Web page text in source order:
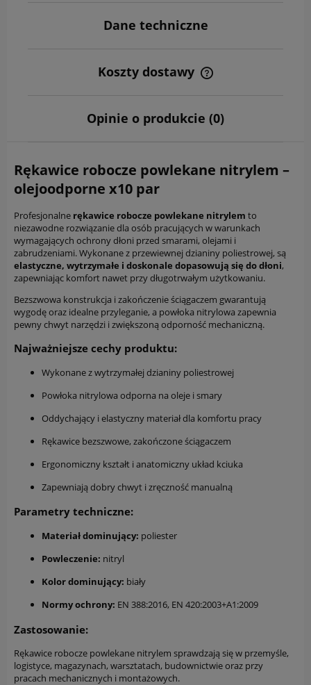
Dane techniczne
Koszty dostawy
Cena nie zawiera ewentualnych kosztów płatności
Opinie o produkcie (0)
Rękawice robocze powlekane nitrylem –
olejoodporne x10 par
Profesjonalne rękawice robocze powlekane nitrylem to
niezawodne rozwiązanie dla osób pracujących w warunkach
wymagających ochrony dłoni przed smarami, olejami i
zabrudzeniami. Wykonane z przewiewnej dzianiny poliestrowej, są
elastyczne, wytrzymałe i doskonale dopasowują się do dłoni,
zapewniając komfort nawet przy długotrwałym użytkowaniu.
Bezszwowa konstrukcja i zakończenie ściągaczem gwarantują
wygodę oraz idealne przyleganie, a powłoka nitrylowa zapewnia
pewny chwyt narzędzi i zwiększoną odporność mechaniczną.
Najważniejsze cechy produktu:
Wykonane z wytrzymałej dzianiny poliestrowej
Powłoka nitrylowa odporna na oleje i smary
Oddychający i elastyczny materiał dla komfortu pracy
Rękawice bezszwowe, zakończone ściągaczem
Ergonomiczny kształt i anatomiczny układ kciuka
Zapewniają dobry chwyt i zręczność manualną
Parametry techniczne:
Materiał dominujący: poliester
Powleczenie: nitryl
Kolor dominujący: biały
Normy ochrony: EN 388:2016, EN 420:2003+A1:2009
Zastosowanie:
Rękawice robocze powlekane nitrylem sprawdzają się w przemyśle,
logistyce, magazynach, warsztatach, budownictwie oraz przy
pracach mechanicznych i montażowych.